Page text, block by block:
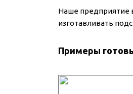
Наше предприятие
изготавливать
Примеры